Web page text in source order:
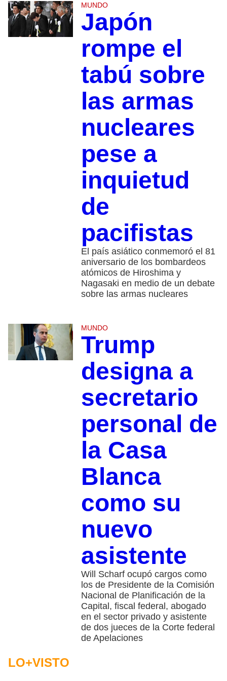
MUNDO
Japón
rompe el
tabú sobre
las armas
nucleares
pese a
inquietud
de
pacifistas
El país asiático conmemoró el 81
aniversario de los bombardeos
atómicos de Hiroshima y
Nagasaki en medio de un debate
sobre las armas nucleares
MUNDO
Trump
designa a
secretario
personal de
la Casa
Blanca
como su
nuevo
asistente
Will Scharf ocupó cargos como
los de Presidente de la Comisión
Nacional de Planificación de la
Capital, fiscal federal, abogado
en el sector privado y asistente
de dos jueces de la Corte federal
de Apelaciones
LO+VISTO